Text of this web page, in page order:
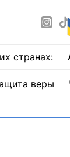
странах:
веры